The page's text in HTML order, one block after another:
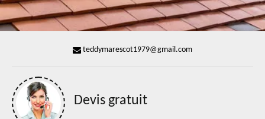
teddymarescot1979@gmail.com
Devis gratuit